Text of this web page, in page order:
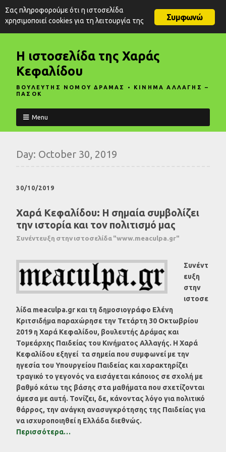
Η ιστοσελίδα της Χαράς
Κεφαλίδου
ΒΟΥΛΕΥΤΗΣ ΝΟΜΟΥ ΔΡΑΜΑΣ • ΚΙΝΗΜΑ ΑΛΛΑΓΗΣ –
ΠΑΣΟΚ
Menu
Day: October 30, 2019
30/10/2019
Χαρά Κεφαλίδου: Η σημαία συμβολίζει
την ιστορία και τον πολιτισμό μας
Συνέντευξη στην ιστοσελίδα "www.meaculpa.gr"
Συνέντ
ευξη
στην
ιστοσε
λίδα meaculpa.gr και τη δημοσιογράφο Ελένη
Κριτσιδήμα παραχώρησε την Τετάρτη 30 Οκτωβρίου
2019 η Χαρά Κεφαλίδου, βουλευτής Δράμας και
Τομεάρχης Παιδείας του Κινήματος Αλλαγής. Η Χαρά
Κεφαλίδου εξηγεί τα σημεία που συμφωνεί με την
ηγεσία του Υπουργείου Παιδείας και χαρακτηρίζει
τραγικό το γεγονός να εισάγεται κάποιος σε σχολή με
βαθμό κάτω της βάσης στα μαθήματα που σχετίζονται
άμεσα με αυτή. Τονίζει, δε, κάνοντας λόγο για πολιτικό
θάρρος, την ανάγκη ανασυγκρότησης της Παιδείας για
να ισχυροποιηθεί η Ελλάδα διεθνώς.
Περισσότερα…
Συμφωνώ
Σας πληροφορούμε ότι η ιστοσελίδα
χρησιμοποιεί cookies για τη λειτουργία της